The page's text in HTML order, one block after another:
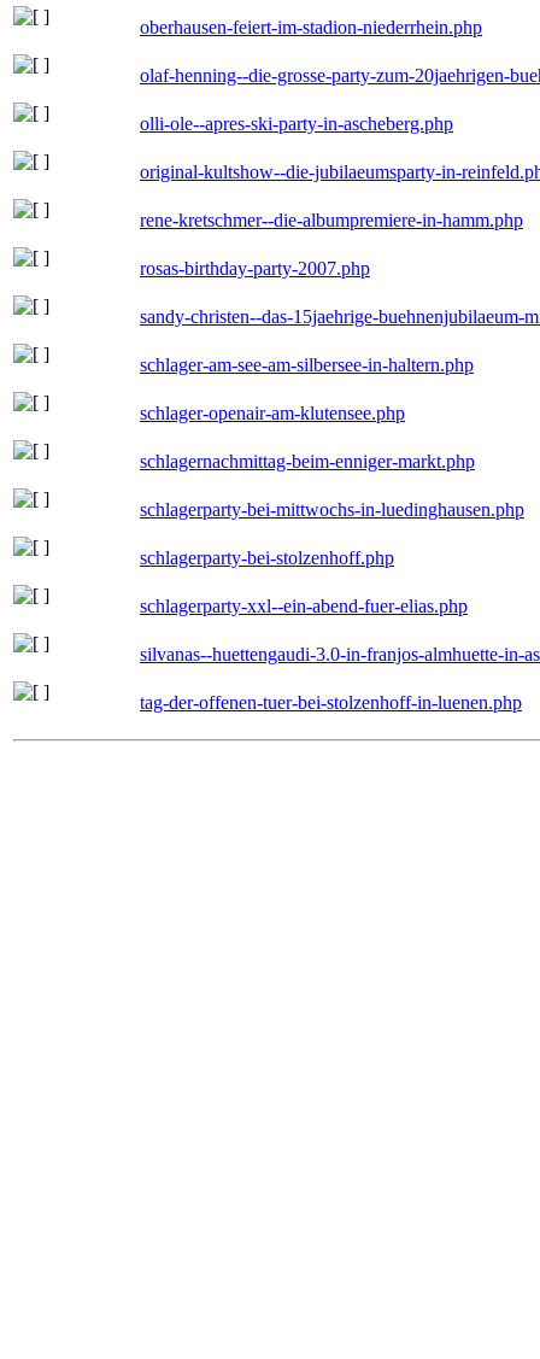
oberhausen-feiert-im-stadion-niederrhein.php
olaf-henning--die-grosse-party-zum-20jaehrigen-
olli-ole--apres-ski-party-in-ascheberg.php
original-kultshow--die-jubilaeumsparty-in-
rene-kretschmer--die-albumpremiere-in-hamm.php
rosas-birthday-party-2007.php
sandy-christen--das-15jaehrige-buehnenjubilaeum-
schlager-am-see-am-silbersee-in-haltern.php
schlager-openair-am-klutensee.php
schlagernachmittag-beim-enniger-markt.php
schlagerparty-bei-mittwochs-in-luedinghausen.php
schlagerparty-bei-stolzenhoff.php
schlagerparty-xxl--ein-abend-fuer-elias.php
silvanas--huettengaudi-3.0-in-franjos-almhuette-in-
tag-der-offenen-tuer-bei-stolzenhoff-in-luenen.php